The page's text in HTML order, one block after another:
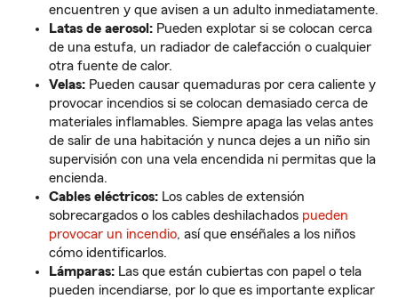
encuentren y que avisen a un adulto inmediatamente.
Latas de aerosol: Pueden explotar si se colocan cerca
de una estufa, un radiador de calefacción o cualquier
otra fuente de calor.
Velas: Pueden causar quemaduras por cera caliente y
provocar incendios si se colocan demasiado cerca de
materiales inflamables. Siempre apaga las velas antes
de salir de una habitación y nunca dejes a un niño sin
supervisión con una vela encendida ni permitas que la
encienda.
Cables eléctricos: Los cables de extensión
sobrecargados o los cables deshilachados pueden
provocar un incendio, así que enséñales a los niños
cómo identificarlos.
Lámparas: Las que están cubiertas con papel o tela
pueden incendiarse, por lo que es importante explicar